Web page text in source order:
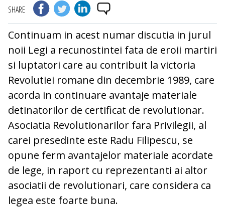
SHARE
Continuam in acest numar discutia in jurul
noii Legi a recunostintei fata de eroii martiri
si luptatori care au contribuit la victoria
Revolutiei romane din decembrie 1989, care
acorda in continuare avantaje materiale
detinatorilor de certificat de revolutionar.
Asociatia Revolutionarilor fara Privilegii, al
carei presedinte este Radu Filipescu, se
opune ferm avantajelor materiale acordate
de lege, in raport cu reprezentanti ai altor
asociatii de revolutionari, care considera ca
legea este foarte buna.